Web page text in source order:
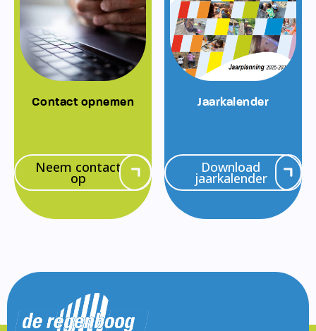
Contact opnemen
Neem contact
op
Jaarkalender
Download
jaarkalender